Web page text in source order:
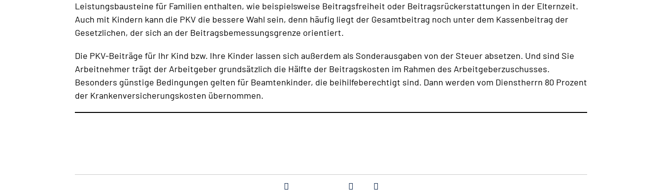
Leistungsbausteine für Familien enthalten, wie beispielsweise Beitragsfreiheit oder Beitragsrückerstattungen in der Elternzeit.
Auch mit Kindern kann die PKV die bessere Wahl sein, denn häufig liegt der Gesamtbeitrag noch unter dem Kassenbeitrag der
Gesetzlichen, der sich an der Beitragsbemessungsgrenze orientiert.
Die PKV-Beiträge für Ihr Kind bzw. Ihre Kinder lassen sich außerdem als Sonderausgaben von der Steuer absetzen. Und sind Sie
Arbeitnehmer trägt der Arbeitgeber grundsätzlich die Hälfte der Beitragskosten im Rahmen des Arbeitgeberzuschusses.
Besonders günstige Bedingungen gelten für Beamtenkinder, die beihilfeberechtigt sind. Dann werden vom Dienstherrn 80 Prozent
der Krankenversicherungskosten übernommen.